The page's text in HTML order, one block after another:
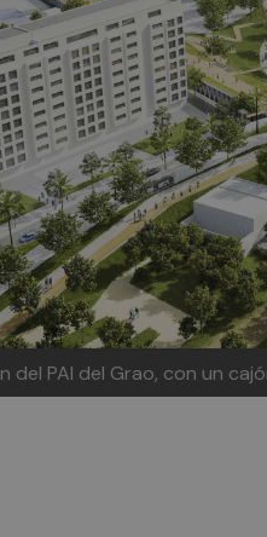
del PAI del Grao, con un